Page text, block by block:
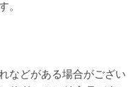
。
などがある場合がござい